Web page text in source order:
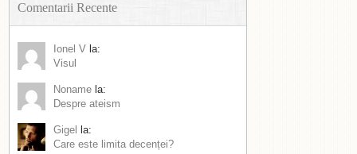
Comentarii Recente
Ionel V la:
Visul
Noname la:
Despre ateism
Gigel
la:
Care este limita decenței?